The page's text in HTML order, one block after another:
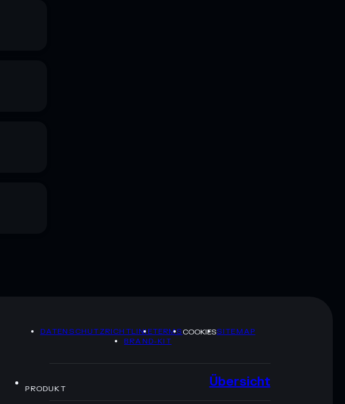
DATENSCHUTZRICHTLINIETERMSCOOKIESSITEMAP
BRAND-KIT
PRODUKT Übersicht